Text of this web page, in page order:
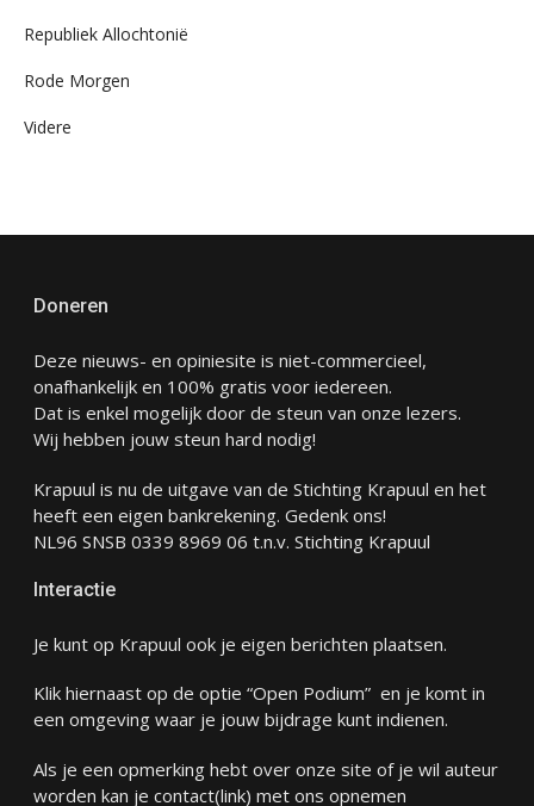
Republiek Allochtonië
Rode Morgen
Videre
Doneren
Deze nieuws- en opiniesite is niet-commercieel,
onafhankelijk en 100% gratis voor iedereen.
Dat is enkel mogelijk door de steun van onze lezers.
Wij hebben jouw steun hard nodig!
Krapuul is nu de uitgave van de Stichting Krapuul en het
heeft een eigen bankrekening. Gedenk ons!
NL96 SNSB 0339 8969 06 t.n.v. Stichting Krapuul
Interactie
Je kunt op Krapuul ook je eigen berichten plaatsen.
Klik hiernaast op de optie “Open Podium” en je komt in
een omgeving waar je jouw bijdrage kunt indienen.
Als je een opmerking hebt over onze site of je wil auteur
worden kan je contact(link) met ons opnemen